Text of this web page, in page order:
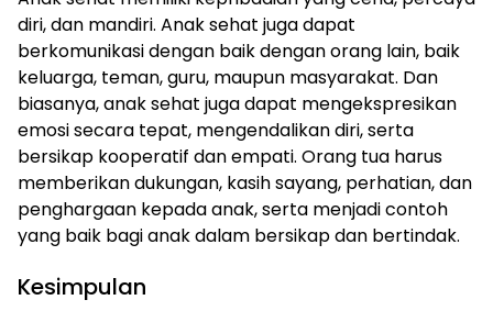
diri, dan mandiri. Anak sehat juga dapat
berkomunikasi dengan baik dengan orang lain, baik
keluarga, teman, guru, maupun masyarakat. Dan
biasanya, anak sehat juga dapat mengekspresikan
emosi secara tepat, mengendalikan diri, serta
bersikap kooperatif dan empati. Orang tua harus
memberikan dukungan, kasih sayang, perhatian, dan
penghargaan kepada anak, serta menjadi contoh
yang baik bagi anak dalam bersikap dan bertindak.
Kesimpulan